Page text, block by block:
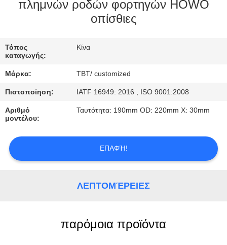
ΈΛΕΓΧΟΣ
ΕΛΆΤΕ
ΣΕ
ΕΠΑΦΉ
ΕΙΔΉΣΕΙΣ
ΠΕΡΙΠΤΏΣΕΙΣ
πλημνών ροδών φορτηγών HOWO
οπίσθιες
Τόπος
καταγωγής:
Κίνα
Μάρκα: TBT/ customized
Πιστοποίηση: IATF 16949: 2016 , ISO 9001:2008
Αριθμό
μοντέλου:
Ταυτότητα: 190mm OD: 220mm Χ: 30mm
ΕΠΑΦΉ!
ΛΕΠΤΟΜΈΡΕΙΕΣ
παρόμοια προϊόντα